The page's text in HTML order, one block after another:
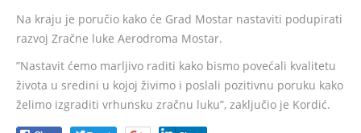
Na kraju je poručio kako će Grad Mostar nastaviti podupirati
razvoj Zračne luke Aerodroma Mostar.
”Nastavit ćemo marljivo raditi kako bismo povećali kvalitetu
života u sredini u kojoj živimo i poslali pozitivnu poruku kako
želimo izgraditi vrhunsku zračnu luku”, zaključio je Kordić.